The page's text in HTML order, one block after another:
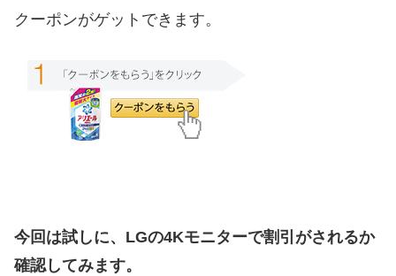
クーポンがゲットできます。
今回は試しに、LGの4Kモニターで割引がされるか
確認してみます。